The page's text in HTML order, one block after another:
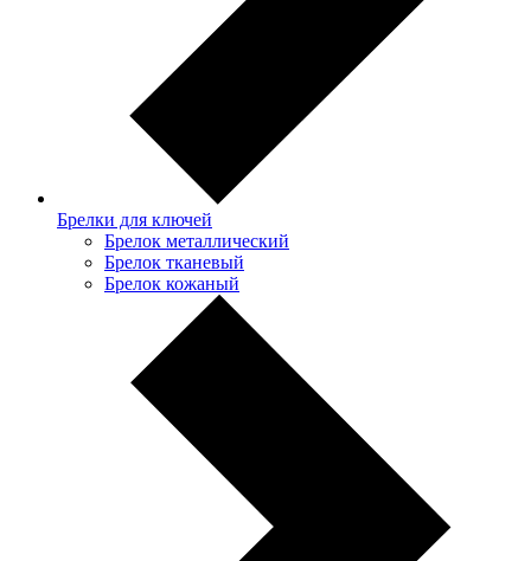
Брелки для ключей
Брелок металлический
Брелок тканевый
Брелок кожаный